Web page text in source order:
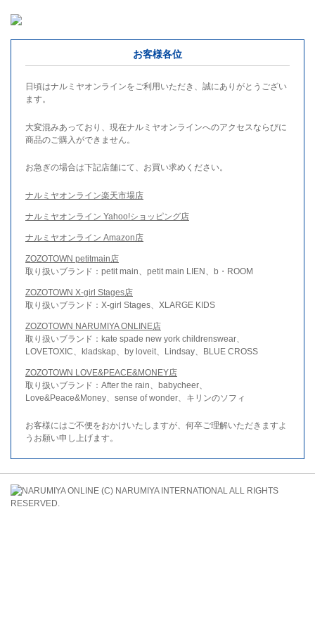
お客様各位
日頃はナルミヤオンラインをご利用いただき、誠にありがとうござい
ます。
大変混みあっており、現在ナルミヤオンラインへのアクセスならびに
商品のご購入ができません。
お急ぎの場合は下記店舗にて、お買い求めください。
ナルミヤオンライン楽天市場店
ナルミヤオンライン Yahoo!ショッピング店
ナルミヤオンライン Amazon店
ZOZOTOWN petitmain店
取り扱いブランド：petit main、petit main LIEN、b・ROOM
ZOZOTOWN X-girl Stages店
取り扱いブランド：X-girl Stages、XLARGE KIDS
ZOZOTOWN NARUMIYA ONLINE店
取り扱いブランド：kate spade new york childrenswear、
LOVETOXIC、kladskap、by loveit、Lindsay、BLUE CROSS
ZOZOTOWN LOVE&PEACE&MONEY店
取り扱いブランド：After the rain、babycheer、
Love&Peace&Money、sense of wonder、キリンのソフィ
お客様にはご不便をおかけいたしますが、何卒ご理解いただきますよ
うお願い申し上げます。